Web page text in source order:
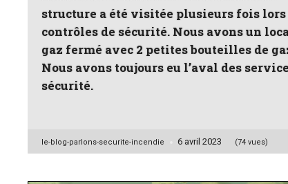
structure a été visitée plusieurs fois lors
contrôles de sécurité. Nous avons un
gaz fermé avec 2 petites bouteilles de
Nous avons toujours eu l’aval des
sécurité.
Posted
le-blog-parlons-securite-incendie 6 avril 2023 (74 vues)